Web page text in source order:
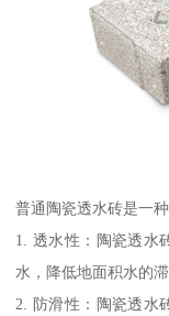
普通陶瓷透水砖是一
1. 透水性：陶瓷透水
水，降低地面积水的
2. 防滑性：陶瓷透水